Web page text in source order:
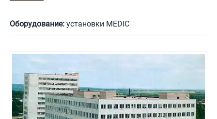
Оборудование: установки MEDIC